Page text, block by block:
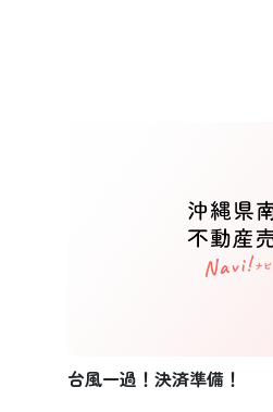
台風一過！決済準備！